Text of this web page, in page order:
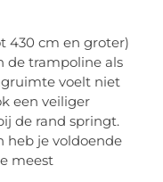
430 cm en groter)
de trampoline als
voelt niet
een veiliger
de rand springt.
heb je voldoende
meest